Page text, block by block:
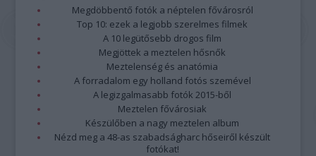
Megdöbbentő fotók a néptelen fővárosról
Top 10: ezek a legjobb szerelmes filmek
A 10 legütősebb drogos film
Megjöttek a meztelen hősnők
Meztelenség és anatómia
A forradalom egy holland fotós szemével
A legizgalmasabb fotók 2015-ből
Meztelen fővárosiak
Készülőben a nagy meztelen album
Nézd meg a 48-as szabadságharc hőseiről készült
fotókat!